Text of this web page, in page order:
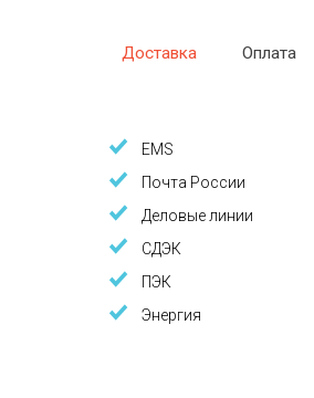
Доставка Оплата
EMS
Почта России
Деловые линии
СДЭК
ПЭК
Энергия